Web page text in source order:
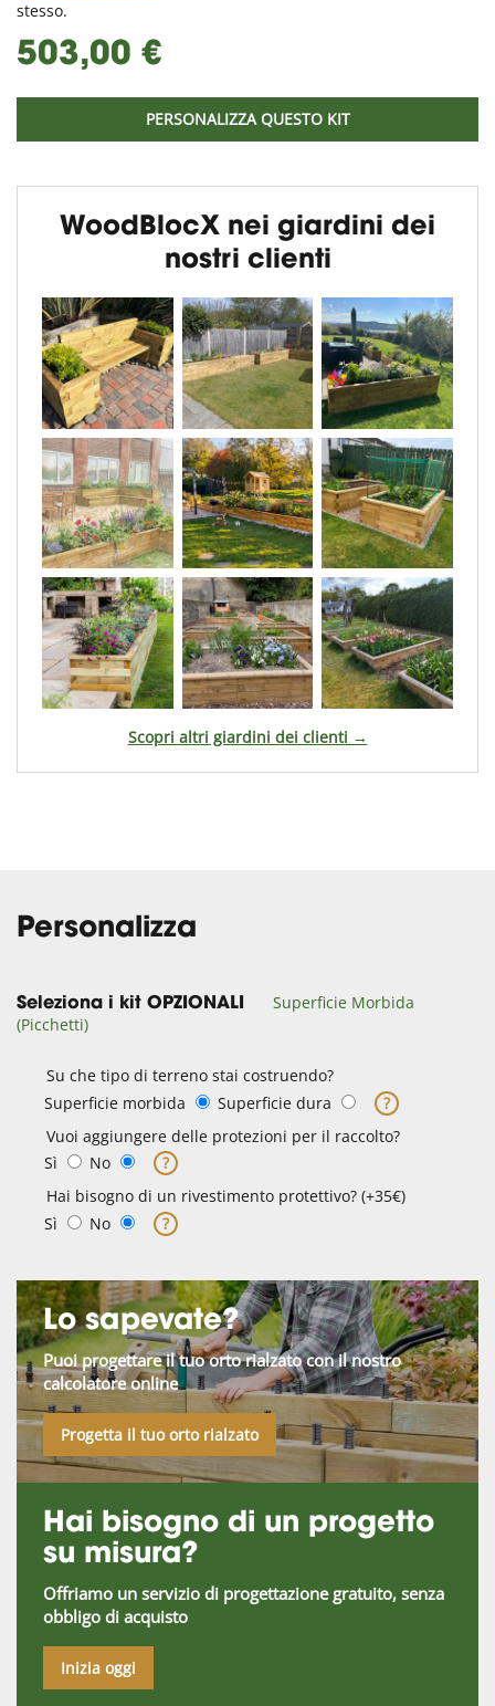
stesso.
503,00 €
PERSONALIZZA QUESTO KIT
WoodBlocX nei giardini dei
nostri clienti
Scopri altri giardini dei clienti →
Personalizza
Seleziona i kit OPZIONALI
Superficie Morbida
(Picchetti)
Su che tipo di terreno stai costruendo?
Superficie morbida
Superficie dura
?
Vuoi aggiungere delle protezioni per il raccolto?
Sì
No
?
Hai bisogno di un rivestimento protettivo? (+35€)
Sì
No ?
Lo sapevate?
Puoi progettare il tuo orto rialzato con il nostro
calcolatore online
Progetta il tuo orto rialzato
Hai bisogno di un progetto
su misura?
Offriamo un servizio di progettazione gratuito, senza
obbligo di acquisto
Inizia oggi